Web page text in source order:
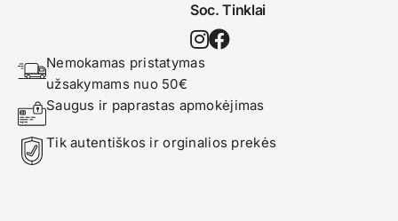
Soc. Tinklai
Nemokamas pristatymas
užsakymams nuo 50€
Saugus ir paprastas apmokėjimas
Tik autentiškos ir orginalios prekės